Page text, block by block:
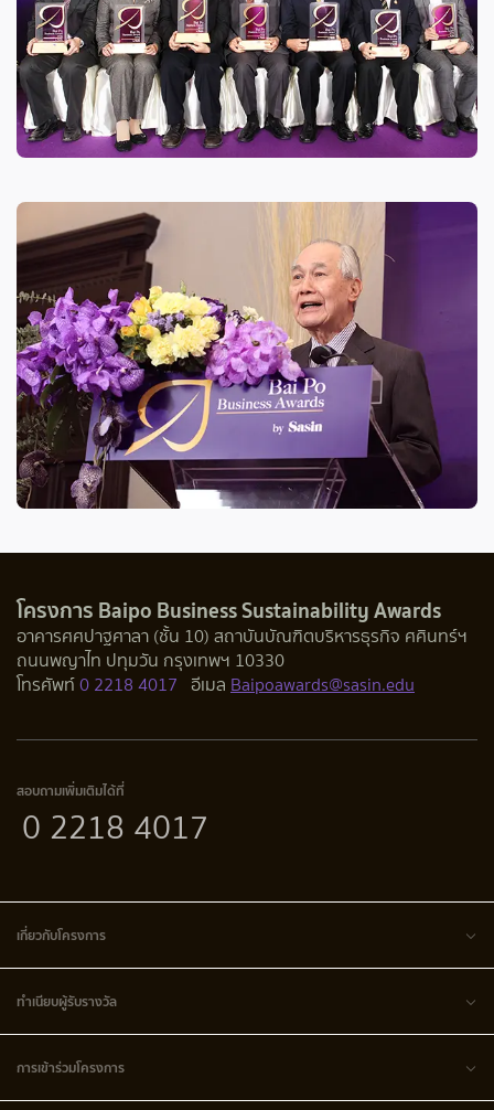
โครงการ Baipo Business Sustainability Awards
อาคารศศปาฐศาลา (ชั้น 10) สถาบันบัณฑิตบริหารธุรกิจ ศศินทร์ฯ
ถนนพญาไท ปทุมวัน กรุงเทพฯ 10330
โทรศัพท์0 2218 4017 อีเมล Baipoawards@sasin.edu
สอบถามเพิ่มเติมได้ที่
0 2218 4017
เกี่ยวกับโครงการ
ทำเนียบผู้รับรางวัล
การเข้าร่วมโครงการ